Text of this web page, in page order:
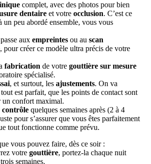
complet, avec des photos pour bien
dentaire et votre occlusion. C’est ce
un peu abordé ensemble, vous vous
aux empreintes ou au scan
, pour créer ce modèle ultra précis de votre
fabrication de votre gouttière sur mesure
spécialisé.
, et surtout, les ajustements. On va
est parfait, que les points de contact sont
confort maximal.
contrôle quelques semaines après (2 à 4
pour s’assurer que vous êtes parfaitement
tout fonctionne comme prévu.
vous pouvez faire, dès ce soir :
votre gouttière, portez-la chaque nuit
semaines.